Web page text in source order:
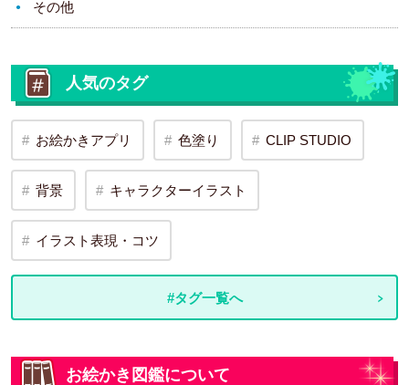
その他
人気のタグ
お絵かきアプリ 色塗り CLIP STUDIO
背景 キャラクターイラスト
イラスト表現・コツ
#タグ一覧へ
お絵かき図鑑について